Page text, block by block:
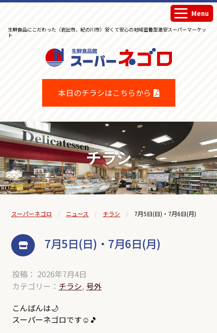
生鮮食品にこだわった（岩出市、紀の川市）安くて安心の地域密着型激安スーパーマーケッ
ト
本日のチラシはこちらから
Menu
チラシ
スーパーネゴロ ニュース チラシ 7月5日(日)・7月6日(月)
7月5日(日)・7月6日(月)
投稿： 2026年7月4日
カテゴリー： チラシ, 号外
こんばんは🌙
スーパーネゴロです☺️🎵